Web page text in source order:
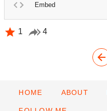
Embed
1 4
HOME ABOUT